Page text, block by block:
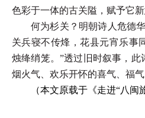
色彩于一体的古关隘，赋予它新
何为杉关？明朝诗人危德
关兵寝不传烽，花县元宵乐事
烛绛绡笼。”透过旧时叙事，
烟火气、欢乐开怀的喜气、福气
（本文原载于《走进“八闽